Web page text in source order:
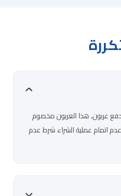
دفع عربون, هذا العربون مخصوم
اتمام عملية الشراء شرط عدم